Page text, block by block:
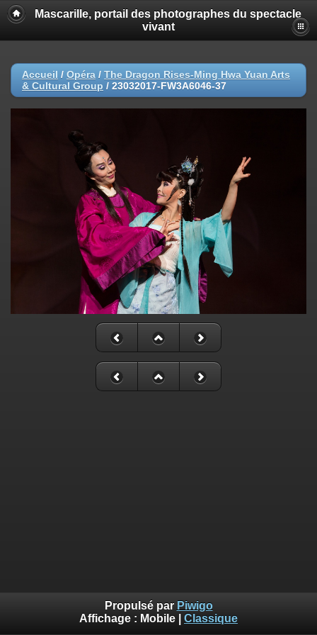
Mascarille, portail des photographes du spectacle
vivant
Accueil / Opéra / The Dragon Rises-Ming Hwa Yuan Arts
& Cultural Group / 23032017-FW3A6046-37
Propulsé par Piwigo
Affichage : Mobile Classique